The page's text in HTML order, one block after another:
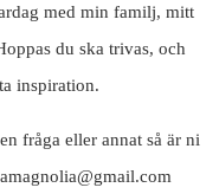
med min familj, mitt
du ska trivas, och
inspiration.
fråga eller annat så är ni